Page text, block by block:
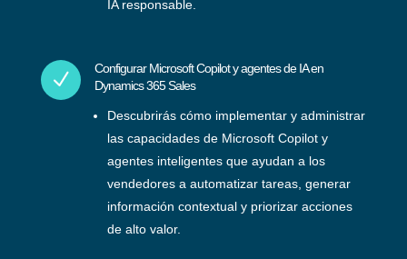
IA responsable.
N
Configurar Microsoft Copilot y agentes de IA en
Dynamics 365 Sales
Descubrirás cómo implementar y administrar
las capacidades de Microsoft Copilot y
agentes inteligentes que ayudan a los
vendedores a automatizar tareas, generar
información contextual y priorizar acciones
de alto valor.